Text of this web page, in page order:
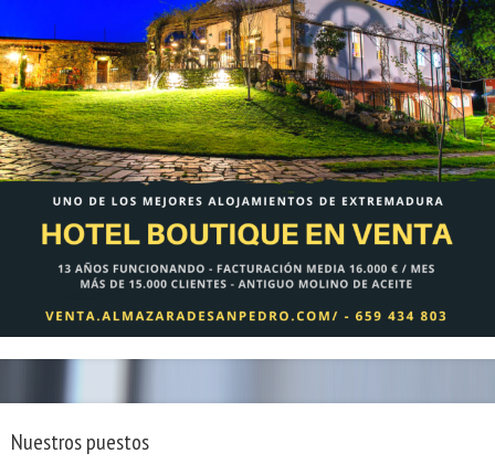
Nuestros puestos